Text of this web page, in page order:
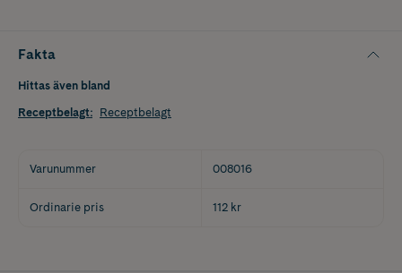
Fakta
Hittas även bland
Receptbelagt: Receptbelagt
Varunummer 008016
Ordinarie pris 112 kr